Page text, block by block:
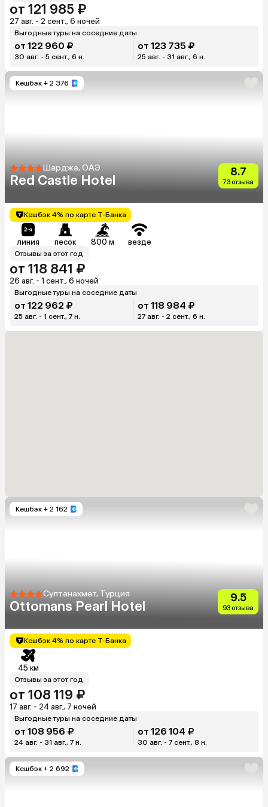
от 121 985 ₽
27 авг. - 2 сент., 6 ночей
Выгодные туры на соседние даты
от 122 960 ₽
30 авг. - 5 сент., 6 н.
от 123 735 ₽
25 авг. - 31 авг., 6 н.
Кешбэк + 2 376
Шарджа, ОАЭ
Red Castle Hotel
8.7
73 отзыва
Кешбэк 4% по карте Т-Банка
линия песок 800 м везде
Отзывы за этот год
от 118 841 ₽
26 авг. - 1 сент., 6 ночей
Выгодные туры на соседние даты
от 122 962 ₽
25 авг. - 1 сент., 7 н.
от 118 984 ₽
27 авг. - 2 сент., 6 н.
Кешбэк + 2 162
Султанахмет, Турция
Ottomans Pearl Hotel
9.5
93 отзыва
Кешбэк 4% по карте Т-Банка
45 км
Отзывы за этот год
от 108 119 ₽
17 авг. - 24 авг., 7 ночей
Выгодные туры на соседние даты
от 108 956 ₽
24 авг. - 31 авг., 7 н.
от 126 104 ₽
30 авг. - 7 сент., 8 н.
Кешбэк + 2 692